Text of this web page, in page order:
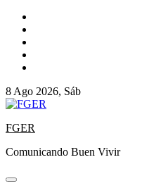
8 Ago 2026, Sáb
FGER
Comunicando Buen Vivir